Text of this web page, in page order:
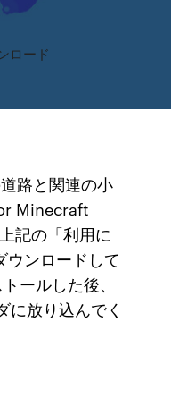
ロード
路と関連の小
Minecraft
記の「利用に
ウンロードして
ールした後、
放り込んでく